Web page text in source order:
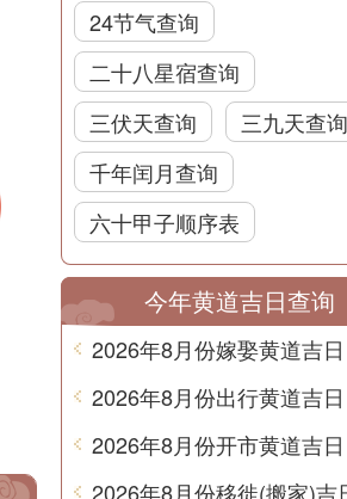
24节气查询
二十八星宿查询
三伏天查询
三九天查询
千年闰月查询
六十甲子顺序表
今年黄道吉日查询
2026年8月份嫁娶黄道吉日
2026年8月份出行黄道吉日
2026年8月份开市黄道吉日
2026年8月份移徙(搬家)吉